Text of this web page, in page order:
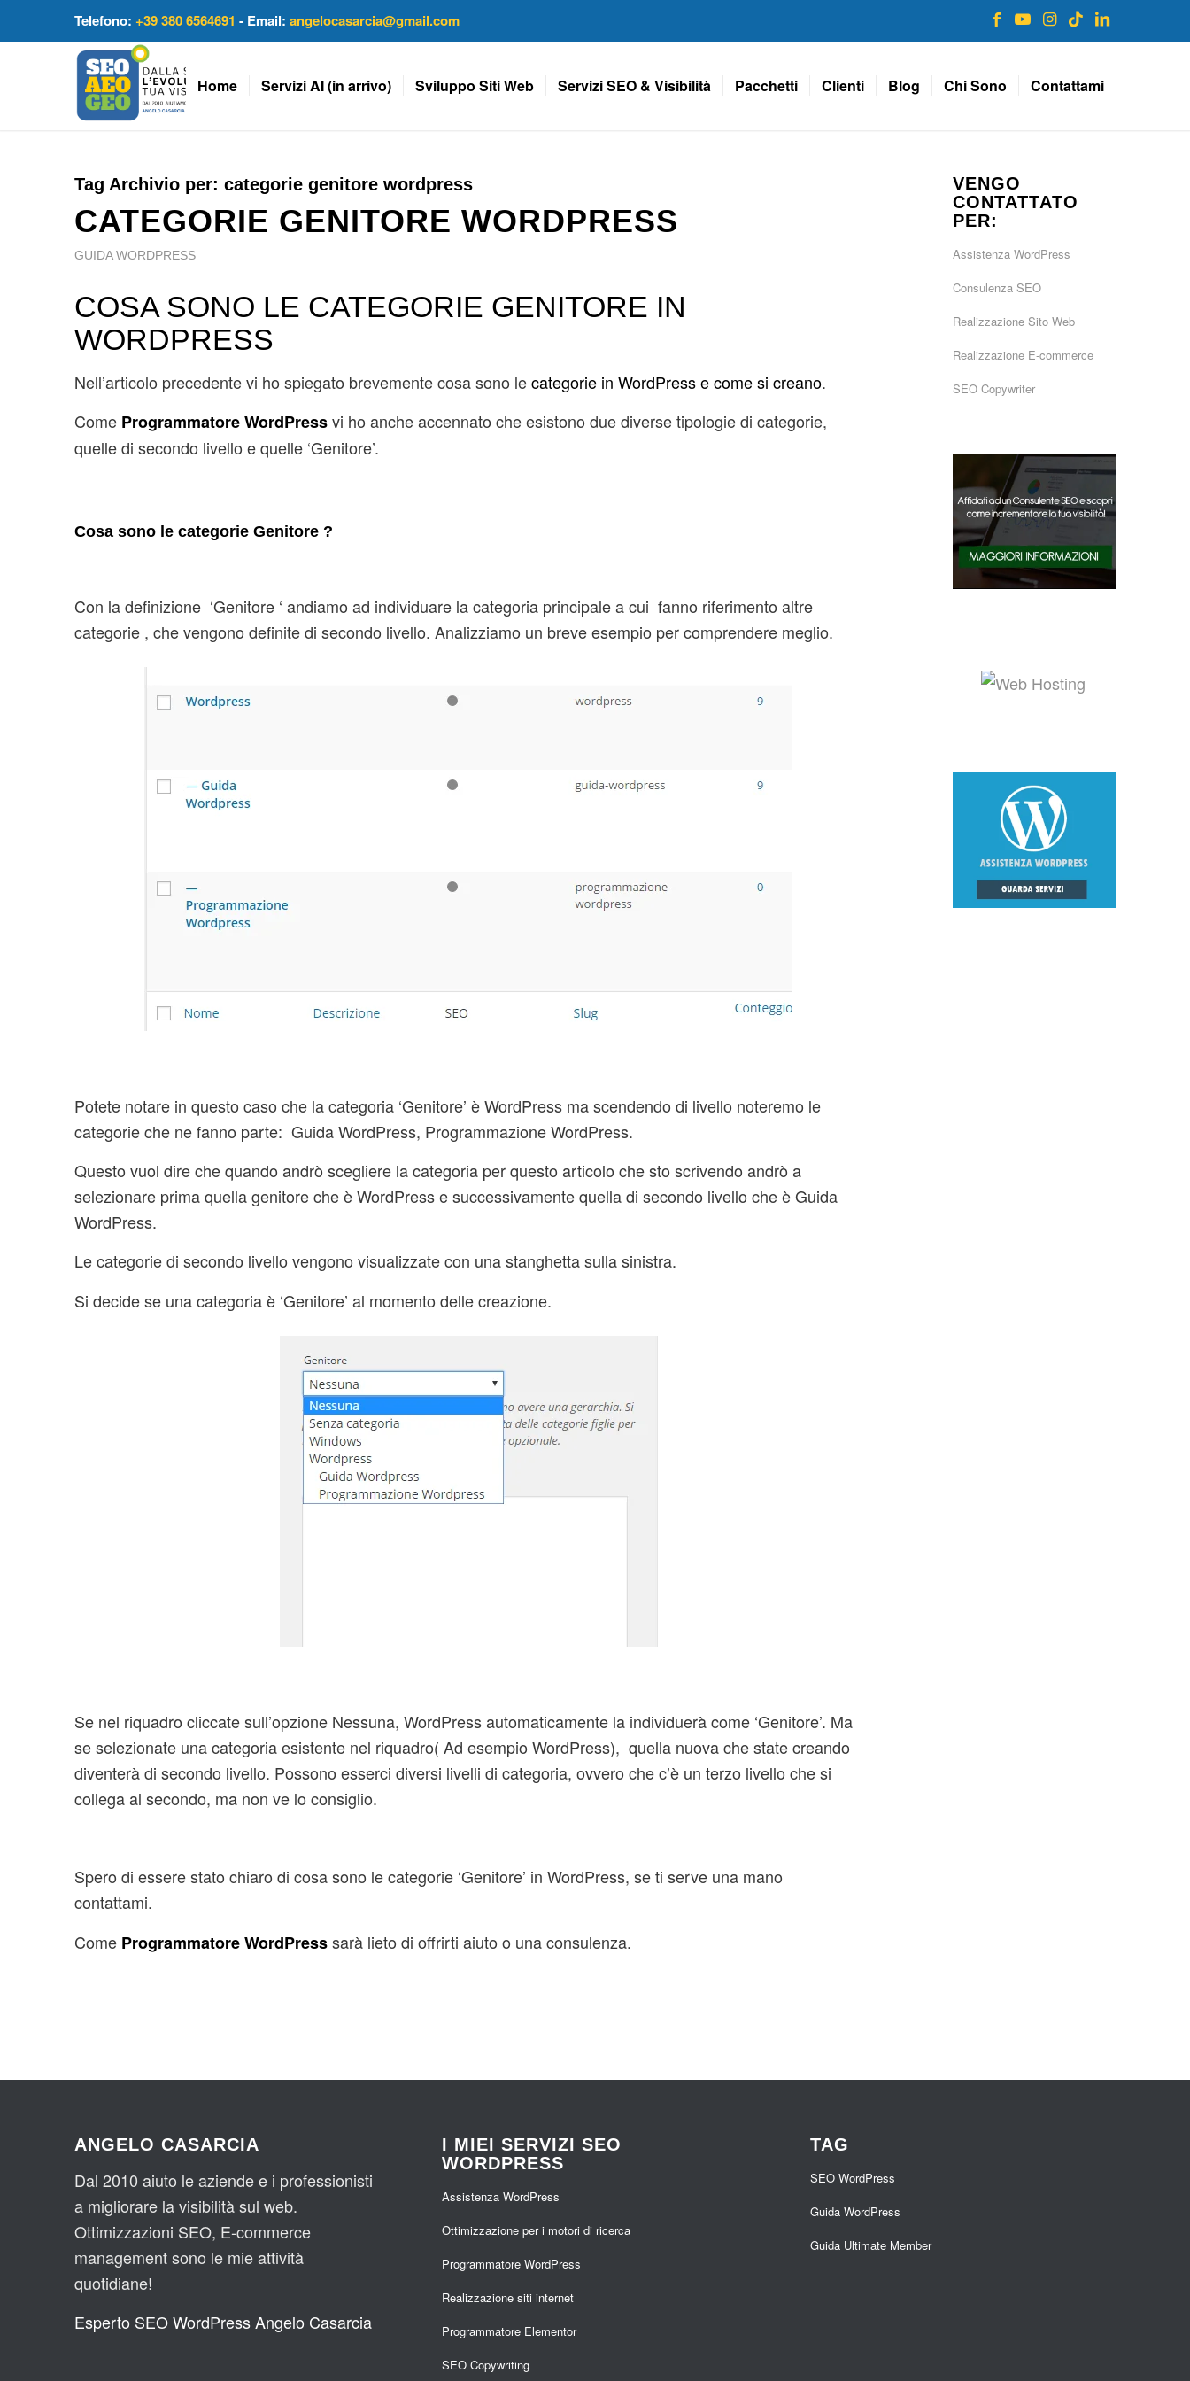
Telefono: +39 380 6564691 - Email: angelocasarcia@gmail.com
Home Servizi AI (in arrivo) Sviluppo Siti Web Servizi SEO & Visibilità Pacchetti Clienti Blog Chi Sono Contattami
Tag Archivio per: categorie genitore wordpress
CATEGORIE GENITORE WORDPRESS
GUIDA WORDPRESS
COSA SONO LE CATEGORIE GENITORE IN
WORDPRESS
Nell’articolo precedente vi ho spiegato brevemente cosa sono lecategorie in WordPress e come si creano.
Come Programmatore WordPressvi ho anche accennato che esistono due diverse tipologie di categorie,
quelle di secondo livello e quelle ‘Genitore’.
Cosa sono le categorie Genitore ?
Con la definizione ‘Genitore ‘ andiamo ad individuare la categoria principale a cui fanno riferimento altre
categorie , che vengono definite di secondo livello. Analizziamo un breve esempio per comprendere meglio.
Potete notare in questo caso che la categoria ‘Genitore’ è WordPress ma scendendo di livello noteremo le
categorie che ne fanno parte: Guida WordPress, Programmazione WordPress.
Questo vuol dire che quando andrò scegliere la categoria per questo articolo che sto scrivendo andrò a
selezionare prima quella genitore che è WordPress e successivamente quella di secondo livello che è Guida
WordPress.
Le categorie di secondo livello vengono visualizzate con una stanghetta sulla sinistra.
Si decide se una categoria è ‘Genitore’ al momento delle creazione.
Se nel riquadro cliccate sull’opzione Nessuna, WordPress automaticamente la individuerà come ‘Genitore’. Ma
se selezionate una categoria esistente nel riquadro( Ad esempio WordPress), quella nuova che state creando
diventerà di secondo livello. Possono esserci diversi livelli di categoria, ovvero che c’è un terzo livello che si
collega al secondo, ma non ve lo consiglio.
Spero di essere stato chiaro di cosa sono le categorie ‘Genitore’ in WordPress, se ti serve una mano
contattami.
Come Programmatore WordPresssarà lieto di offrirti aiuto o una consulenza.
VENGO
CONTATTATO
PER:
Assistenza WordPress
Consulenza SEO
Realizzazione Sito Web
Realizzazione E-commerce
SEO Copywriter
ANGELO CASARCIA
Dal 2010 aiuto le aziende e i professionisti
a migliorare la visibilità sul web.
Ottimizzazioni SEO, E-commerce
management sono le mie attività
quotidiane!
Esperto SEO WordPress Angelo Casarcia
I MIEI SERVIZI SEO
WORDPRESS
Assistenza WordPress
Ottimizzazione per i motori di ricerca
Programmatore WordPress
Realizzazione siti internet
Programmatore Elementor
SEO Copywriting
TAG
SEO WordPress
Guida WordPress
Guida Ultimate Member